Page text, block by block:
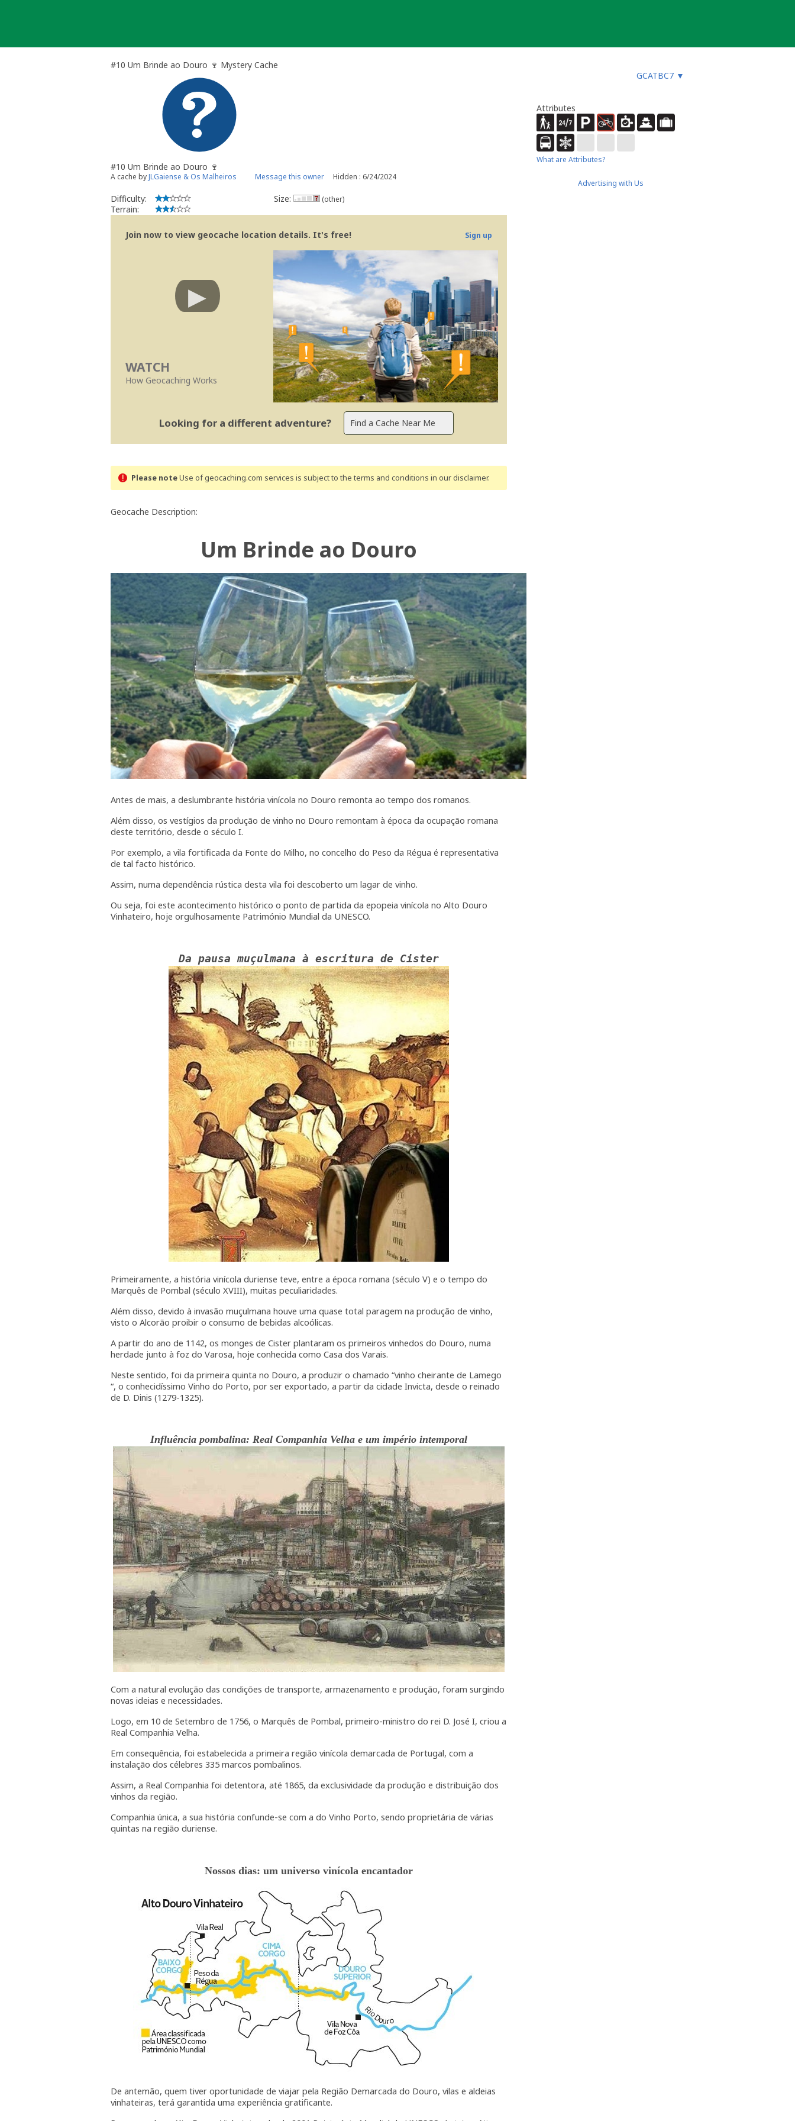
#10 Um Brinde ao Douro 🍷 Mystery Cache
GCATBC7 ▼
#10 Um Brinde ao Douro 🍷
A cache byJLGaiense & Os Malheiros Message this owner Hidden : 6/24/2024
Difficulty:
Terrain:
Size: (other)
Join now to view geocache location details. It's free! Sign up
WATCH
How Geocaching Works
Looking for a different adventure?
Please noteUse of geocaching.com services is subject to the terms and conditions in our disclaimer.
Geocache Description:
Um Brinde ao Douro
Antes de mais, a deslumbrante história vinícola no Douro remonta ao tempo dos romanos.
Além disso, os vestígios da produção de vinho no Douro remontam à época da ocupação romana
deste território, desde o século I.
Por exemplo, a vila fortificada da Fonte do Milho, no concelho do Peso da Régua é representativa
de tal facto histórico.
Assim, numa dependência rústica desta vila foi descoberto um lagar de vinho.
Ou seja, foi este acontecimento histórico o ponto de partida da epopeia vinícola no Alto Douro
Vinhateiro, hoje orgulhosamente Património Mundial da UNESCO.
Da pausa muçulmana à escritura de Cister
Primeiramente, a história vinícola duriense teve, entre a época romana (século V) e o tempo do
Marquês de Pombal (século XVIII), muitas peculiaridades.
Além disso, devido à invasão muçulmana houve uma quase total paragem na produção de vinho,
visto o Alcorão proibir o consumo de bebidas alcoólicas.
A partir do ano de 1142, os monges de Cister plantaram os primeiros vinhedos do Douro, numa
herdade junto à foz do Varosa, hoje conhecida como Casa dos Varais.
Neste sentido, foi da primeira quinta no Douro, a produzir o chamado “vinho cheirante de Lamego
“, o conhecidíssimo Vinho do Porto, por ser exportado, a partir da cidade Invicta, desde o reinado
de D. Dinis (1279-1325).
Influência pombalina: Real Companhia Velha e um império intemporal
Com a natural evolução das condições de transporte, armazenamento e produção, foram surgindo
novas ideias e necessidades.
Logo, em 10 de Setembro de 1756, o Marquês de Pombal, primeiro-ministro do rei D. José I, criou a
Real Companhia Velha.
Em consequência, foi estabelecida a primeira região vinícola demarcada de Portugal, com a
instalação dos célebres 335 marcos pombalinos.
Assim, a Real Companhia foi detentora, até 1865, da exclusividade da produção e distribuição dos
vinhos da região.
Companhia única, a sua história confunde-se com a do Vinho Porto, sendo proprietária de várias
quintas na região duriense.
Nossos dias: um universo vinícola encantador
De antemão, quem tiver oportunidade de viajar pela Região Demarcada do Douro, vilas e aldeias
vinhateiras, terá garantida uma experiência gratificante.
Attributes
What are Attributes?
Advertising with Us